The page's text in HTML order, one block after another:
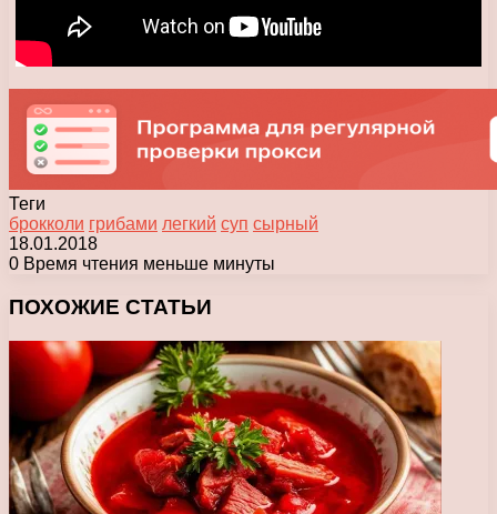
Теги
брокколи грибами легкий суп сырный
18.01.2018
0 Время чтения меньше минуты
ПОХОЖИЕ СТАТЬИ